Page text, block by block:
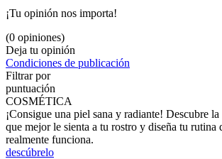
¡Tu opinión nos importa!
(0 opiniones)
Deja tu opinión
Condiciones de publicación
Filtrar por
puntuación
COSMÉTICA
¡Consigue una piel sana y radiante! Descubre
que mejor le sienta a tu rostro y diseña tu rutina
realmente funciona.
descúbrelo